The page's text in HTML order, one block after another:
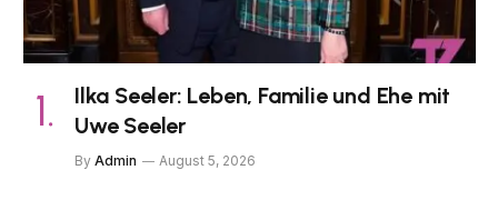
Ilka Seeler: Leben, Familie und Ehe mit
Uwe Seeler
By Admin August 5, 2026